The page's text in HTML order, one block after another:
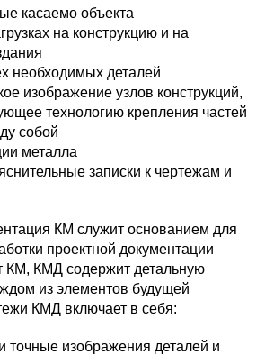
касаемо объекта
на конструкцию и на
необходимых деталей
изображение узлов конструкций,
технологию крепления частей
собой
металла
записки к чертежам и
КМ служит основанием для
проектной документации
КМ, КМД содержит детальную
из элементов будущей
КМД включает в себя:
точные изображения деталей и